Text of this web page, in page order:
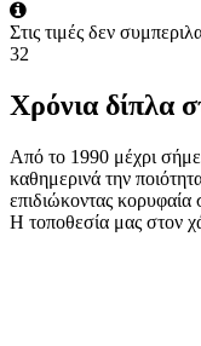
Στις τιμές δεν
32
Χρόνια δίπλα
Από το 1990 μέχρι
καθημερινά την
επιδιώκοντας κορυφαία
Η τοποθεσία μας στον